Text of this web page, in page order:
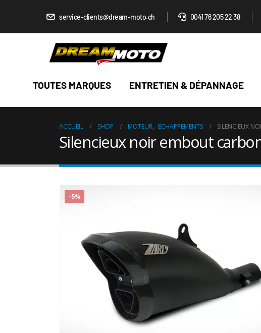
service-clients@dream-moto.ch 0041 76 205 22 38
TOUTES MARQUES ENTRETIEN & DÉPANNAGE
ACCUEIL SHOP MOTEUR, ECHAPPEMENTS SILENCIEUX
Silencieux noir embout
-5%